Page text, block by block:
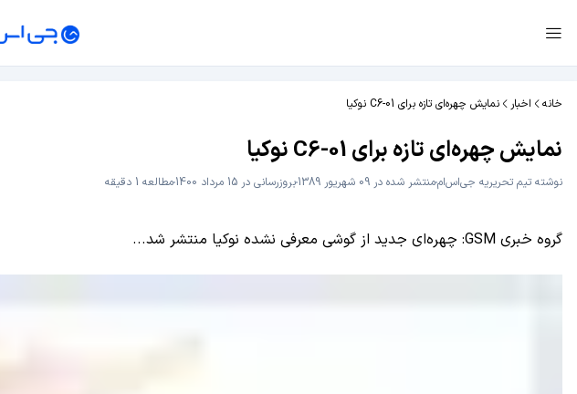
خانه اخبار نمایش چهره‌ای تازه برای C6-01 نوکیا
نمایش چهره‌ای تازه برای C6-01 نوکیا
نوشته تیم تحریریه جی‌اس‌اممنتشر شده در 09 شهریور 1389 بروزرسانی در 15 مرداد 1400
مطالعه 1 دقیقه
گروه خبری GSM: چهره‌ای جدید از گوشی معرفی نشده نوکیا منتشر شد...